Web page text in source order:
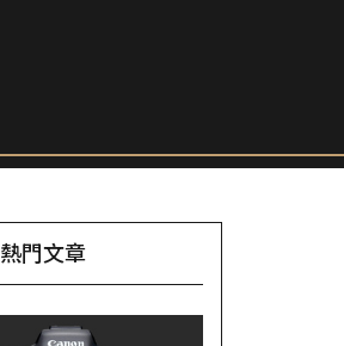
熱門文章